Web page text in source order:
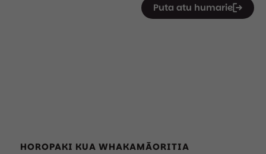
Puta atu humarie
HOROPAKI KUA WHAKAMĀORITIA